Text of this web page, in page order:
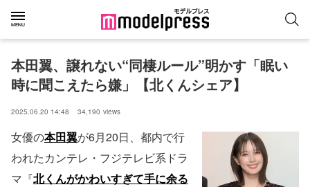
本田翼、譲れない“同棲ルール”明かす「眠い
時に聞こえたら嫌」【北くんシェア】
2025.06.20 14:48 34,190 views
女優の本田翼が6月20日、都内で行
われたカンテレ・フジテレビ系ドラ
マ『北くんがかわいすぎて手に余る